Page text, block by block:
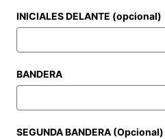
INICIALES DELANTE (opcional)
BANDERA
SEGUNDA BANDERA (Opcional)